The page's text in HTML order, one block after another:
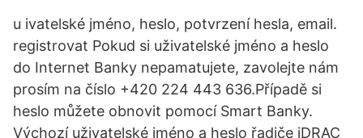
u ivatelské jméno, heslo, potvrzení hesla, email.
registrovat Pokud si uživatelské jméno a heslo
do Internet Banky nepamatujete, zavolejte nám
prosím na číslo +420 224 443 636.Případě si
heslo můžete obnovit pomocí Smart Banky.
Výchozí uživatelské jméno a heslo řadiče iDRAC